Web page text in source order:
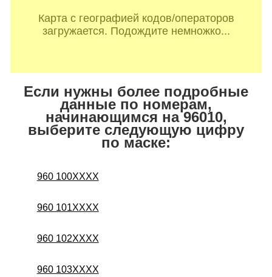
Карта с географией кодов/операторов
загружается. Подождите немножко...
Если нужны более подробные
данные по номерам,
начинающимся на 96010,
выберите следующую цифру
по маске:
960 100XXXX
960 101XXXX
960 102XXXX
960 103XXXX